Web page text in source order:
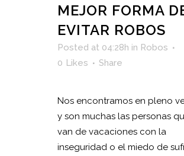
MEJOR FORMA
EVITAR ROBOS
Posted at 04:28h in Robos
0 Likes Share
Nos encontramos en pleno
y son muchas las personas
van de vacaciones con la
inseguridad o el miedo de